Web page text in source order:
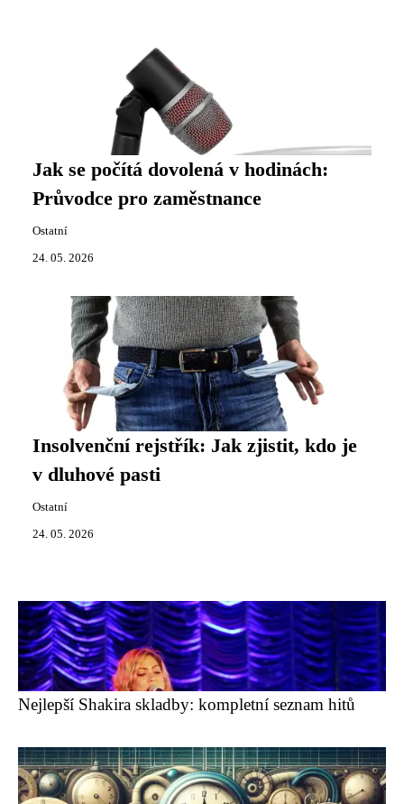
Jak se počítá dovolená v hodinách:
Průvodce pro zaměstnance
Ostatní
24. 05. 2026
Insolvenční rejstřík: Jak zjistit, kdo je
v dluhové pasti
Ostatní
24. 05. 2026
Nejlepší Shakira skladby: kompletní seznam hitů